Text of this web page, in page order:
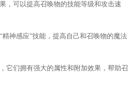
，可以提高召唤物的技能等级和攻击速
神感应”技能，提高自己和召唤物的魔法
它们拥有强大的属性和附加效果，帮助召